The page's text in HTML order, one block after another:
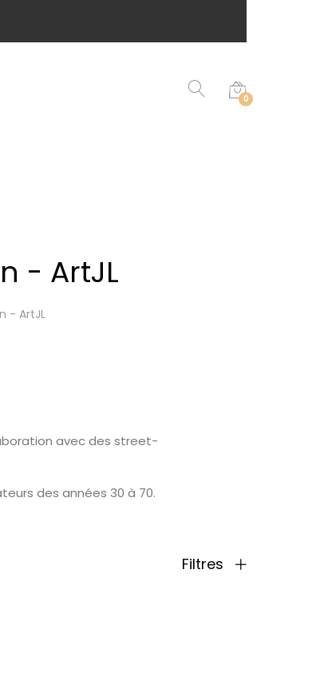
0
- ArtJL
- ArtJL
avec des street-
des années 30 à 70.
Filtres